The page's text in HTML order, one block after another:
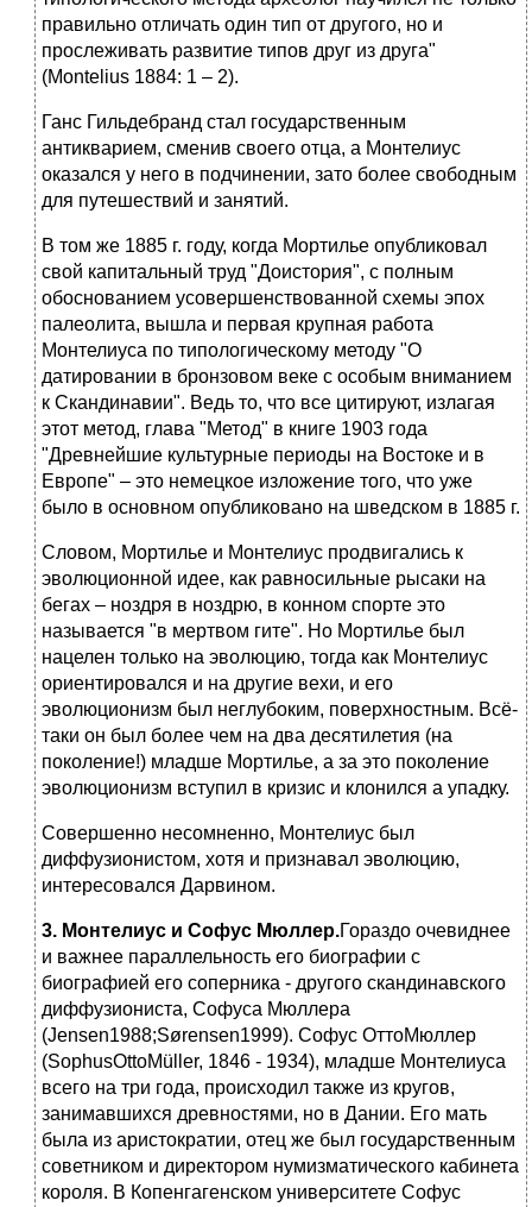
правильно отличать один тип от другого, но и
прослеживать развитие типов друг из друга"
(Montelius 1884: 1 – 2).
Ганс Гильдебранд стал государственным
антикварием, сменив своего отца, а Монтелиус
оказался у него в подчинении, зато более свободным
для путешествий и занятий.
В том же 1885 г. году, когда Мортилье опубликовал
свой капитальный труд "Доистория", с полным
обоснованием усовершенствованной схемы эпох
палеолита, вышла и первая крупная работа
Монтелиуса по типологическому методу "О
датировании в бронзовом веке с особым вниманием
к Скандинавии". Ведь то, что все цитируют, излагая
этот метод, глава "Метод" в книге 1903 года
"Древнейшие культурные периоды на Востоке и в
Европе" – это немецкое изложение того, что уже
было в основном опубликовано на шведском в 1885 г.
Словом, Мортилье и Монтелиус продвигались к
эволюционной идее, как равносильные рысаки на
бегах – ноздря в ноздрю, в конном спорте это
называется "в мертвом гите". Но Мортилье был
нацелен только на эволюцию, тогда как Монтелиус
ориентировался и на другие вехи, и его
эволюционизм был неглубоким, поверхностным. Всё-
таки он был более чем на два десятилетия (на
поколение!) младше Мортилье, а за это поколение
эволюционизм вступил в кризис и клонился а упадку.
Совершенно несомненно, Монтелиус был
диффузионистом, хотя и признавал эволюцию,
интересовался Дарвином.
3. Монтелиус и Софус Мюллер.Гораздо очевиднее
и важнее параллельность его биографии с
биографией его соперника - другого скандинавского
диффузиониста, Софуса Мюллера
(Jensen1988;Sørensen1999). Софус ОттоМюллер
(SophusOttoMüller, 1846 - 1934), младше Монтелиуса
всего на три года, происходил также из кругов,
занимавшихся древностями, но в Дании. Его мать
была из аристократии, отец же был государственным
советником и директором нумизматического кабинета
короля. В Копенгагенском университете Софус